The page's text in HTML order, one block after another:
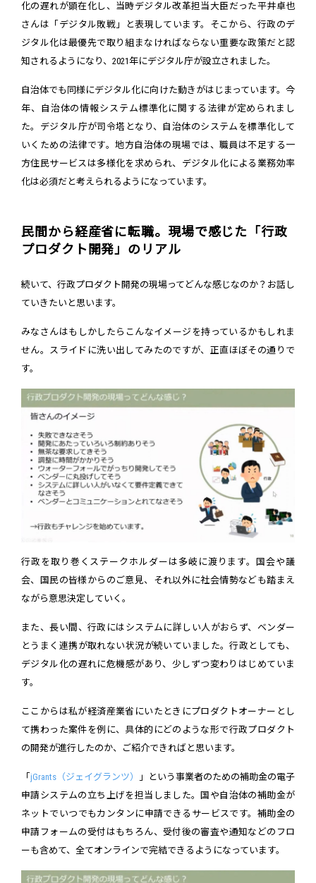
化の遅れが顕在化し、当時デジタル改革担当大臣だった平井卓也
さんは「デジタル敗戦」と表現しています。そこから、行政のデ
ジタル化は最優先で取り組まなければならない重要な政策だと認
知されるようになり、2021年にデジタル庁が設立されました。
自治体でも同様にデジタル化に向けた動きがはじまっています。今
年、自治体の情報システム標準化に関する法律が定められまし
た。デジタル庁が司令塔となり、自治体のシステムを標準化して
いくための法律です。地方自治体の現場では、職員は不足する一
方住民サービスは多様化を求められ、デジタル化による業務効率
化は必須だと考えられるようになっています。
民間から経産省に転職。現場で感じた「行政
プロダクト開発」のリアル
続いて、行政プロダクト開発の現場ってどんな感じなのか？お話し
ていきたいと思います。
みなさんはもしかしたらこんなイメージを持っているかもしれま
せん。スライドに洗い出してみたのですが、正直ほぼその通りで
す。
行政を取り巻くステークホルダーは多岐に渡ります。国会や議
会、国民の皆様からのご意見、それ以外に社会情勢なども踏まえ
ながら意思決定していく。
また、長い間、行政にはシステムに詳しい人がおらず、ベンダー
とうまく連携が取れない状況が続いていました。行政としても、
デジタル化の遅れに危機感があり、少しずつ変わりはじめていま
す。
ここからは私が経済産業省にいたときにプロダクトオーナーとし
て携わった案件を例に、具体的にどのような形で行政プロダクト
の開発が進行したのか、ご紹介できればと思います。
「 jGrants（ジェイグランツ）
」という事業者のための補助金の電子
申請システムの立ち上げを担当しました。国や自治体の補助金が
ネットでいつでもカンタンに申請できるサービスです。補助金の
申請フォームの受付はもちろん、受付後の審査や通知などのフロ
ーも含めて、全てオンラインで完結できるようになっています。